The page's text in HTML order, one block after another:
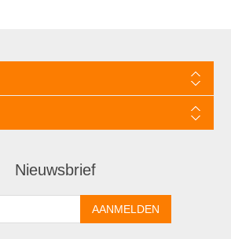
Nieuwsbrief